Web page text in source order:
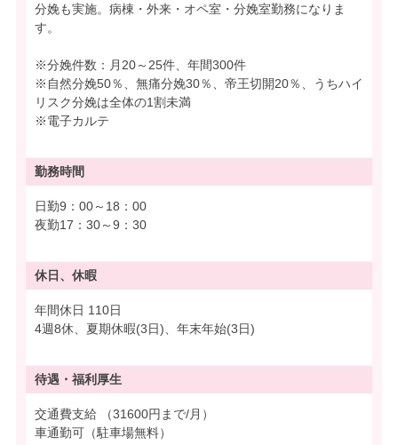
分娩も実施。病棟・外来・オペ室・分娩室勤務になりま
す。
※分娩件数：月20～25件、年間300件
※自然分娩50％、無痛分娩30％、帝王切開20％、うちハイ
リスク分娩は全体の1割未満
※電子カルテ
勤務時間
日勤9：00～18：00
夜勤17：30～9：30
休日、休暇
年間休日 110日
4週8休、夏期休暇(3日)、年末年始(3日)
待遇・ 福利厚生
交通費支給 （31600円まで/月）
車通勤可（駐車場無料）